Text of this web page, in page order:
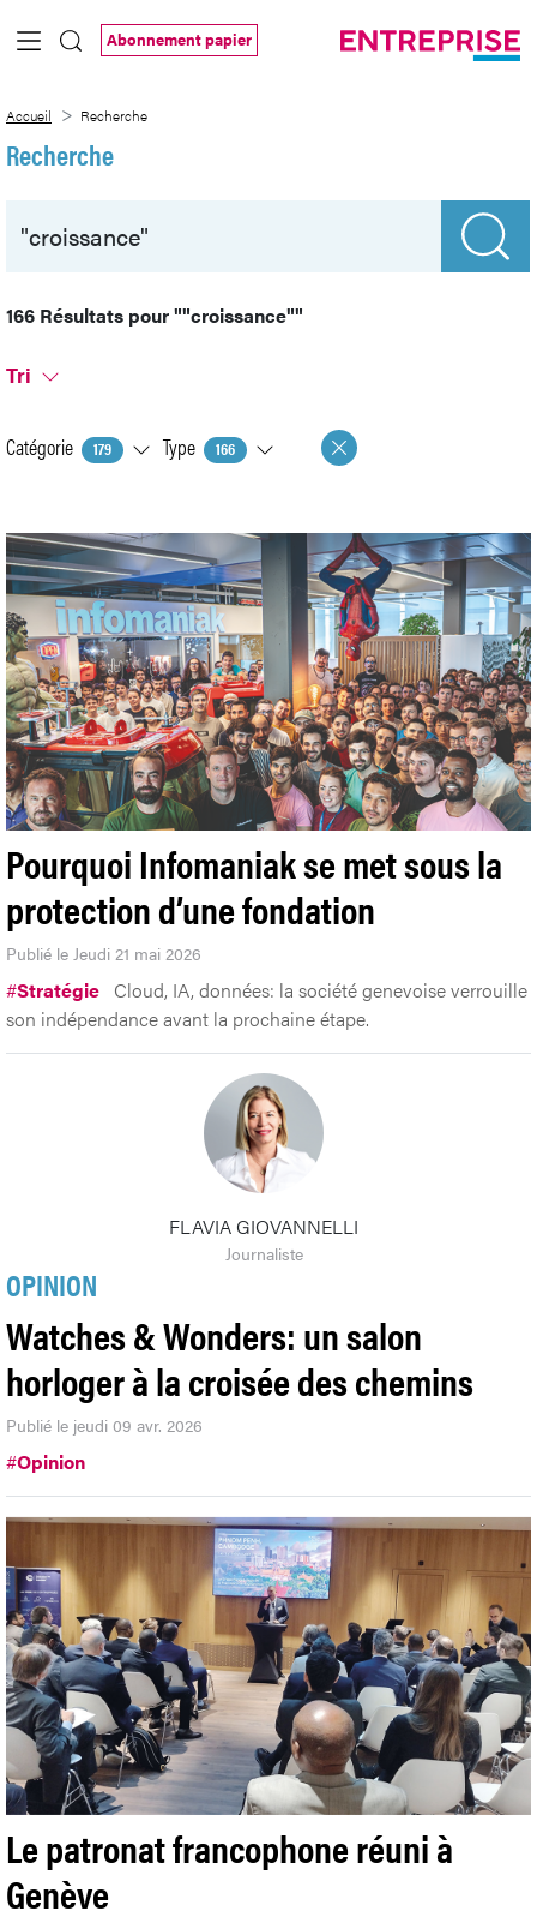
Saut au contenu principal
Abonnement papier
Accueil Recherche
Recherche
166 Résultats pour""croissance""
Tri
Catégorie 179 Type 166
Pourquoi Infomaniak se met sous la
protection d’une fondation
Publié le Jeudi 21 mai 2026
#Stratégie Cloud, IA, données: la société genevoise verrouille
son indépendance avant la prochaine étape.
FLAVIA GIOVANNELLI
Journaliste
OPINION
Watches & Wonders: un salon
horloger à la croisée des chemins
Publié le jeudi 09 avr. 2026
#Opinion
Le patronat francophone réuni à
Genève